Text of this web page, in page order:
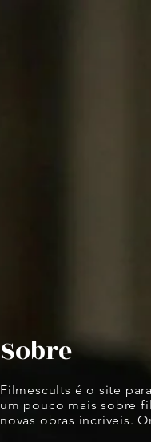
Sobre
Filmescults é o site
um pouco mais sobre
novas obras incríveis.